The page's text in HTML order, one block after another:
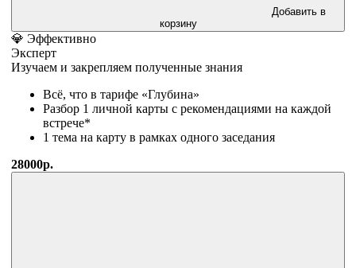
Добавить в
корзину
💎 Эффективно
Эксперт
Изучаем и закрепляем полученные знания
Всё, что в тарифе «Глубина»
Разбор 1 личной карты с рекомендациями на каждой
встрече*
1 тема на карту в рамках одного заседания
28000р.